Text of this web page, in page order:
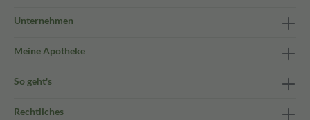
Unternehmen
Meine Apotheke
So geht's
Rechtliches